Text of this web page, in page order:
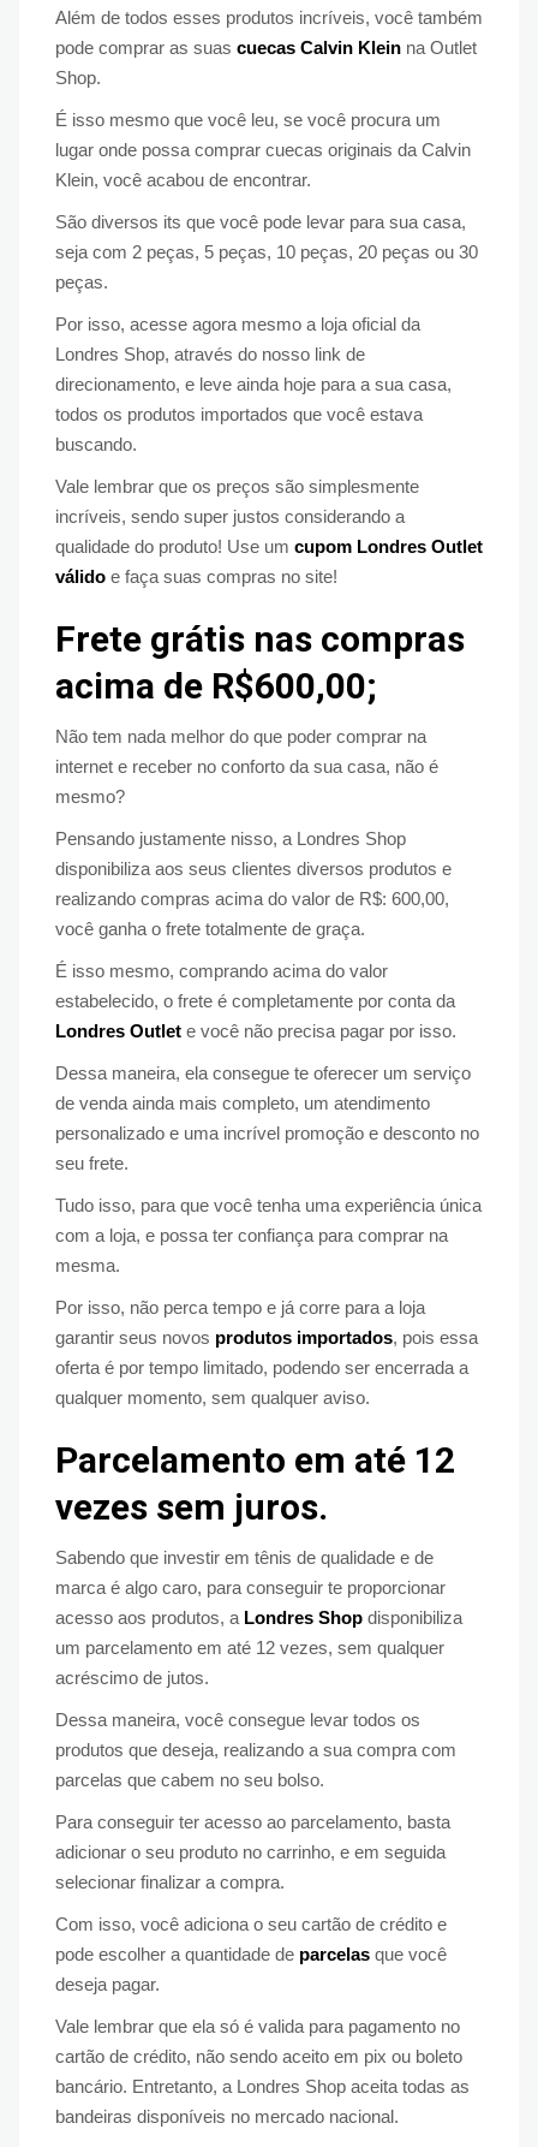
Além de todos esses produtos incríveis, você também
pode comprar as suas cuecas Calvin Klein na Outlet
Shop.
É isso mesmo que você leu, se você procura um
lugar onde possa comprar cuecas originais da Calvin
Klein, você acabou de encontrar.
São diversos its que você pode levar para sua casa,
seja com 2 peças, 5 peças, 10 peças, 20 peças ou 30
peças.
Por isso, acesse agora mesmo a loja oficial da
Londres Shop, através do nosso link de
direcionamento, e leve ainda hoje para a sua casa,
todos os produtos importados que você estava
buscando.
Vale lembrar que os preços são simplesmente
incríveis, sendo super justos considerando a
qualidade do produto! Use um cupom Londres Outlet
válido e faça suas compras no site!
Frete grátis nas compras
acima de R$600,00;
Não tem nada melhor do que poder comprar na
internet e receber no conforto da sua casa, não é
mesmo?
Pensando justamente nisso, a Londres Shop
disponibiliza aos seus clientes diversos produtos e
realizando compras acima do valor de R$: 600,00,
você ganha o frete totalmente de graça.
É isso mesmo, comprando acima do valor
estabelecido, o frete é completamente por conta da
Londres Outlet e você não precisa pagar por isso.
Dessa maneira, ela consegue te oferecer um serviço
de venda ainda mais completo, um atendimento
personalizado e uma incrível promoção e desconto no
seu frete.
Tudo isso, para que você tenha uma experiência única
com a loja, e possa ter confiança para comprar na
mesma.
Por isso, não perca tempo e já corre para a loja
garantir seus novos produtos importados, pois essa
oferta é por tempo limitado, podendo ser encerrada a
qualquer momento, sem qualquer aviso.
Parcelamento em até 12
vezes sem juros.
Sabendo que investir em tênis de qualidade e de
marca é algo caro, para conseguir te proporcionar
acesso aos produtos, a Londres Shop disponibiliza
um parcelamento em até 12 vezes, sem qualquer
acréscimo de jutos.
Dessa maneira, você consegue levar todos os
produtos que deseja, realizando a sua compra com
parcelas que cabem no seu bolso.
Para conseguir ter acesso ao parcelamento, basta
adicionar o seu produto no carrinho, e em seguida
selecionar finalizar a compra.
Com isso, você adiciona o seu cartão de crédito e
pode escolher a quantidade de parcelas que você
deseja pagar.
Vale lembrar que ela só é valida para pagamento no
cartão de crédito, não sendo aceito em pix ou boleto
bancário. Entretanto, a Londres Shop aceita todas as
bandeiras disponíveis no mercado nacional.